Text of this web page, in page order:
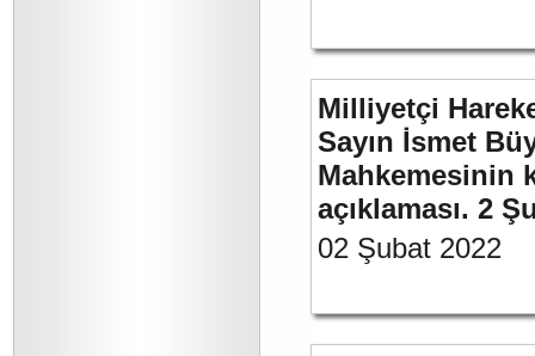
Milliyetçi
Sayın İsmet
Mahkemesinin
açıklaması. 2
02 Şubat 2022